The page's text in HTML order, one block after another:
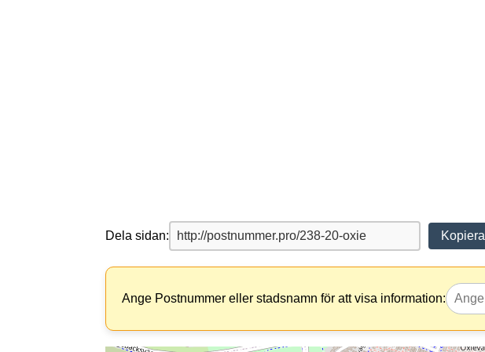
Dela sidan: Kopiera
Ange Postnummer eller stadsnamn för att visa information: